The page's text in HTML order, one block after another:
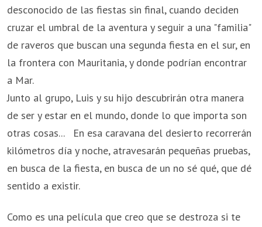
desconocido de las fiestas sin final, cuando deciden
cruzar el umbral de la aventura y seguir a una "familia"
de raveros que buscan una segunda fiesta en el sur, en
la frontera con Mauritania, y donde podrían encontrar
a Mar.
Junto al grupo, Luis y su hijo descubrirán otra manera
de ser y estar en el mundo, donde lo que importa son
otras cosas... En esa caravana del desierto recorrerán
kilómetros día y noche, atravesarán pequeñas pruebas,
en busca de la fiesta, en busca de un no sé qué, que dé
sentido a existir.
Como es una película que creo que se destroza si te